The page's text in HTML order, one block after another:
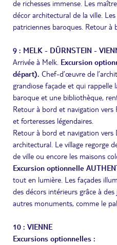
de richesses immense. Les
décor architectural de la ville.
patriciennes baroques. Retour à
9 : MELK - DÜRNSTEIN -
Arrivée à Melk. Excursion
départ). Chef-d’œuvre de
grandiose façade et qui rappelle
baroque et une bibliothèque,
Retour à bord et navigation vers
et forteresses légendaires.
Retour à bord et navigation vers
architectural. Le village regorge
de ville ou encore les maisons
Excursion optionnelle
tout en lumière. Les façades
des décors intérieurs grâce à
autres monuments, comme le
10 : VIENNE
Excursions optionnelles :